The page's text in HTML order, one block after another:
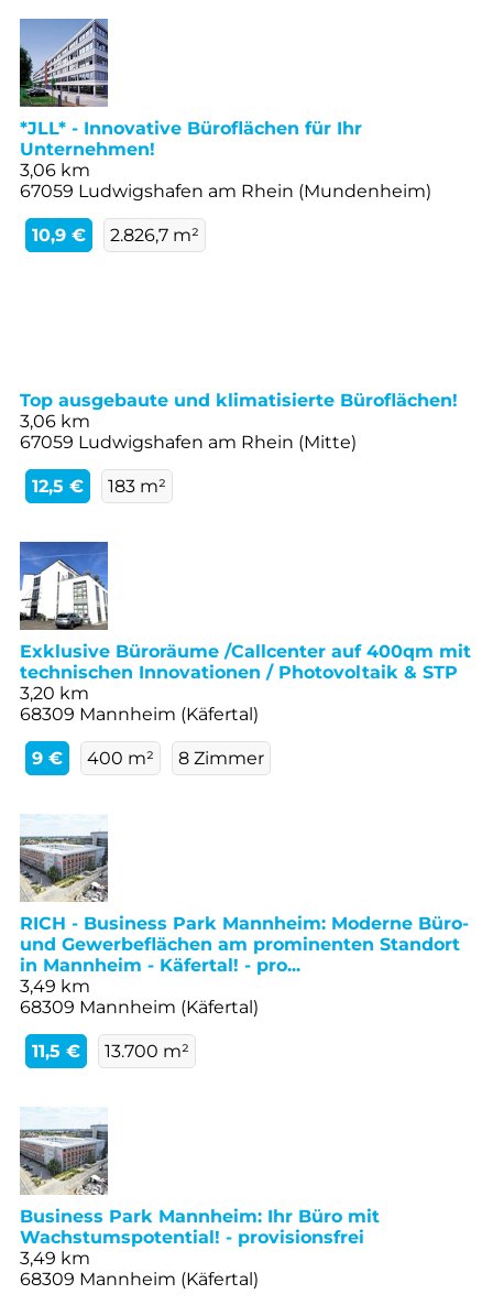
*JLL* - Innovative Büroflächen für Ihr
Unternehmen!
3,06 km
67059 Ludwigshafen am Rhein (Mundenheim)
10,9 € 2.826,7 m²
Top ausgebaute und klimatisierte Büroflächen!
3,06 km
67059 Ludwigshafen am Rhein (Mitte)
12,5 € 183 m²
Exklusive Büroräume /Callcenter auf 400qm mit
technischen Innovationen / Photovoltaik & STP
3,20 km
68309 Mannheim (Käfertal)
9 € 400 m² 8 Zimmer
RICH - Business Park Mannheim: Moderne Büro-
und Gewerbeflächen am prominenten Standort
in Mannheim - Käfertal! - pro...
3,49 km
68309 Mannheim (Käfertal)
11,5 € 13.700 m²
Business Park Mannheim: Ihr Büro mit
Wachstumspotential! - provisionsfrei
3,49 km
68309 Mannheim (Käfertal)